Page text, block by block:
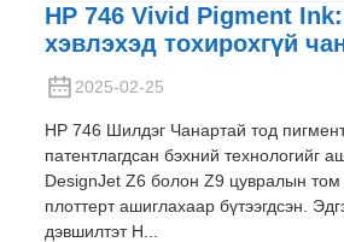
HP 746 Vivid Pigment
хэвлэхэд тохирохгүй
2025-02-25
HP 746 Шилдэг Чанартай тод
патентлагдсан бэхний технологийг
DesignJet Z6 болон Z9 цувралын
плоттерт ашиглахаар бүтээгдсэн.
дэвшилтэт H...